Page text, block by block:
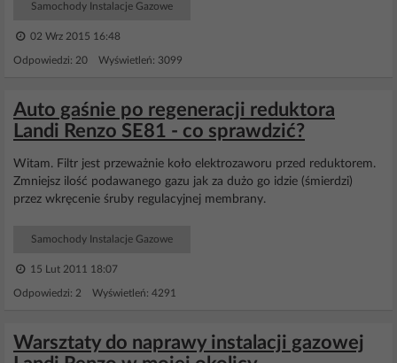
Samochody Instalacje Gazowe
02 Wrz 2015 16:48
Odpowiedzi: 20 Wyświetleń: 3099
Auto gaśnie po regeneracji reduktora
Landi Renzo SE81 - co sprawdzić?
Witam. Filtr jest przeważnie koło elektrozaworu przed reduktorem.
Zmniejsz ilość podawanego gazu jak za dużo go idzie (śmierdzi)
przez wkręcenie śruby regulacyjnej membrany.
Samochody Instalacje Gazowe
15 Lut 2011 18:07
Odpowiedzi: 2 Wyświetleń: 4291
Warsztaty do naprawy instalacji gazowej